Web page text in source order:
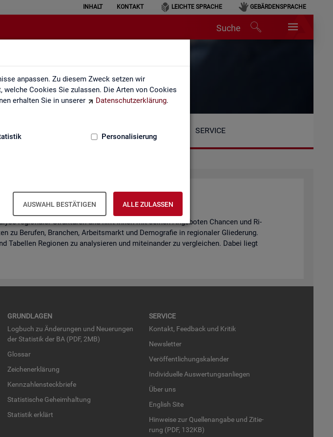
anpassen. Zu diesem Zweck setzen wir
Cookies Sie zulassen. Die Arten von Cookies
erhalten Sie in unserer
Datenschutzerklärung.
Personalisierung
AUSWAHL BESTÄTIGEN ALLE ZULASSEN
INHALT KONTAKT LEICHTE SPRACHE GEBÄRDENSPRACHE
Suche
SERVICE
re­gio­na­ler Struk­tu­ren und hilft Ihnen mit sei­nen An­ge­bo­ten Chan­cen und Ri­
zu Be­ru­fen, Bran­chen, Ar­beits­markt und De­mo­gra­fie in re­gio­na­ler Glie­de­rung.
Ta­bel­len Re­gio­nen zu ana­ly­sie­ren und mit­ein­an­der zu ver­glei­chen. Dabei liegt
GRUND­LA­GEN
Log­buch zu Än­de­run­gen und Neue­run­gen
der Sta­tis­tik der BA (PDF, 2MB)
Glos­sar
Zei­chen­er­klä­rung
Kenn­zah­len­steck­brie­fe
Sta­tis­ti­sche Ge­heim­hal­tung
Sta­tis­tik er­klärt
SER­VICE
Kon­takt, Feed­back und Kri­tik
News­let­ter
Ver­öf­fent­li­chungs­ka­len­der
In­di­vi­du­el­le Aus­wer­tungs­an­lie­gen
Über uns
English Site
Hin­wei­se zur Quel­len­an­ga­be und Zi­tie­
rung (PDF, 132KB)